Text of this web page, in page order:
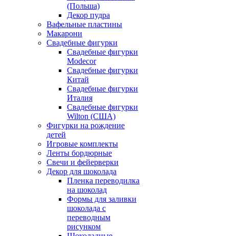
(Польша)
Декор пудра
Вафельные пластины
Макарони
Свадебные фигурки
Свадебные фигурки
Modecor
Свадебные фигурки
Китай
Свадебные фигурки
Италия
Свадебные фигурки
Wilton (США)
Фигурки на рождение
детей
Игровые комплекты
Ленты бордюрные
Свечи и фейерверки
Декор для шоколада
Пленка переводилка
на шоколад
Формы для заливки
шоколада с
переводным
рисунком